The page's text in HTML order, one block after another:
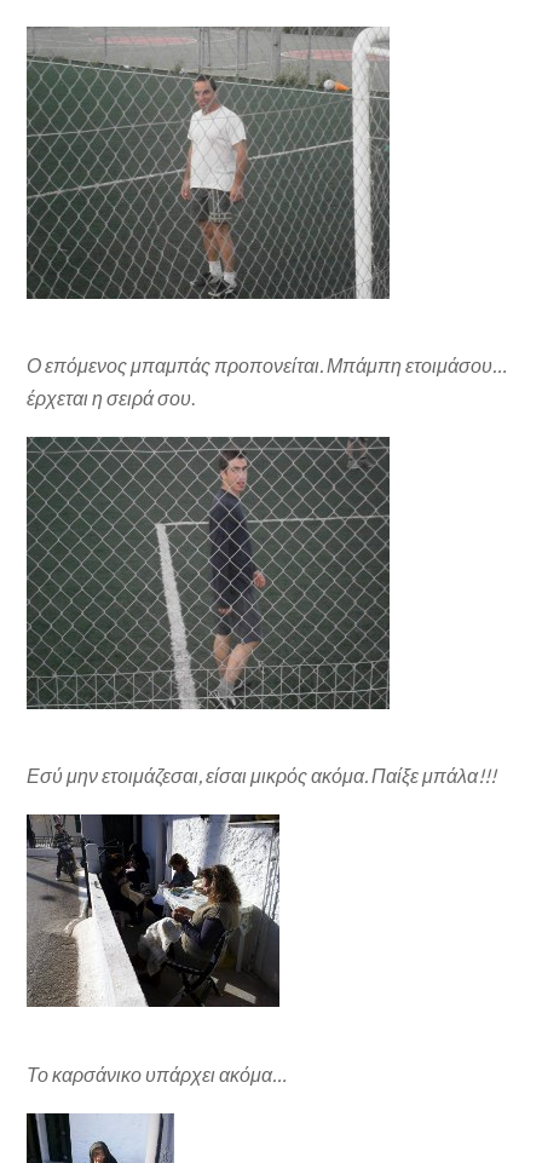
Ο επόμενος μπαμπάς προπονείται. Μπάμπη ετοιμάσου…
έρχεται η σειρά σου
Εσύ μην ετοιμάζεσαι, είσαι μικρός ακόμα. Παίξε μπάλα!!!
Το καρσάνικο υπάρχει ακόμα…